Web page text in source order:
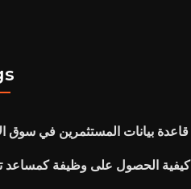
قاعدة بيانات المستثمرين في سوق
كيفية الحصول على وظيفة كمساعد